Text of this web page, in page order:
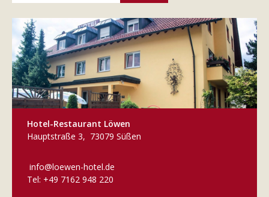
Hotel-Restaurant Löwen
Hauptstraße 3, 73079 Süßen
info@loewen-hotel.de
Tel: +49 7162 948 220